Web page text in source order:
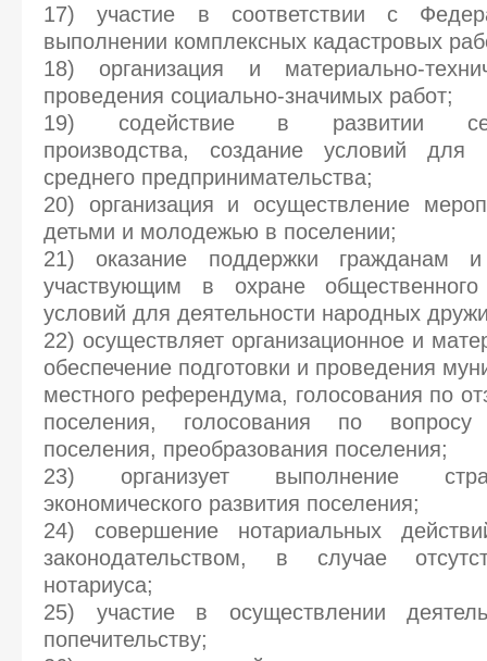
17) участие в соответствии с
выполнении комплексных кадастровых
18) организация и материально-
проведения социально-значимых работ;
19) содействие в развитии
производства, создание условий
среднего предпринимательства;
20) организация и осуществление
детьми и молодежью в поселении;
21) оказание поддержки гражданам
участвующим в охране
условий для деятельности народных
22) осуществляет организационное и
обеспечение подготовки и проведения
местного референдума, голосования по
поселения, голосования по
поселения, преобразования поселения;
23) организует выполнение
экономического развития поселения;
24) совершение нотариальных
законодательством, в случае
нотариуса;
25) участие в осуществлении
попечительству;